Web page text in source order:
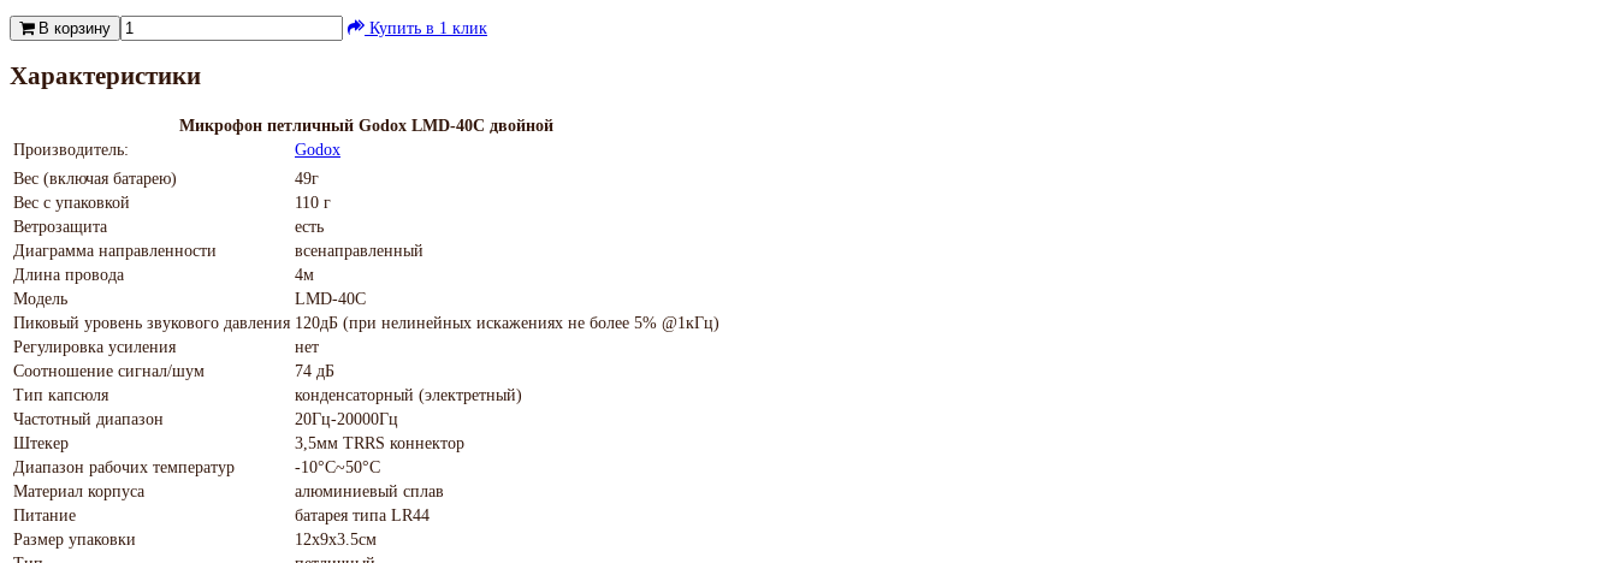
В корзину Купить в 1 клик
Характеристики
Микрофон петличный Godox LMD-40C двойной
Производитель:
Godox
Вес (включая батарею)
49г
Вес с упаковкой
110 г
Ветрозащита
есть
Диаграмма направленности
всенаправленный
Длина провода
4м
Модель
LMD-40C
Пиковый уровень звукового давления 120дБ (при нелинейных искажениях не более 5% @1кГц)
Регулировка усиления
нет
Соотношение сигнал/шум
74 дБ
Тип капсюля
конденсаторный (электретный)
Частотный диапазон
20Гц-20000Гц
Штекер
3,5мм TRRS коннектор
Диапазон рабочих температур
-10°C~50°C
Материал корпуса
алюминиевый сплав
Питание
батарея типа LR44
Размер упаковки
12х9х3.5см